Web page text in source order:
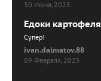
30 Июня, 2025
Едоки картофеля
Cупер!
ivan.dalmatov.88
09 Февраля, 2025